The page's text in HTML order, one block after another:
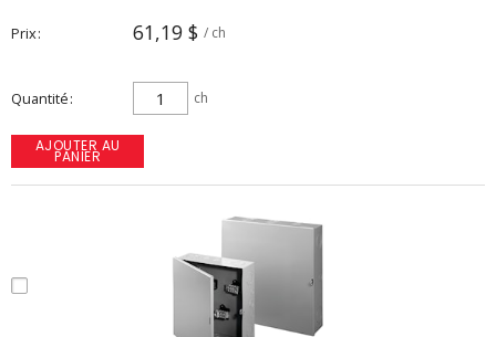
Prix 61,19 $ / ch
Quantité ch
AJOUTER AU
PANIER